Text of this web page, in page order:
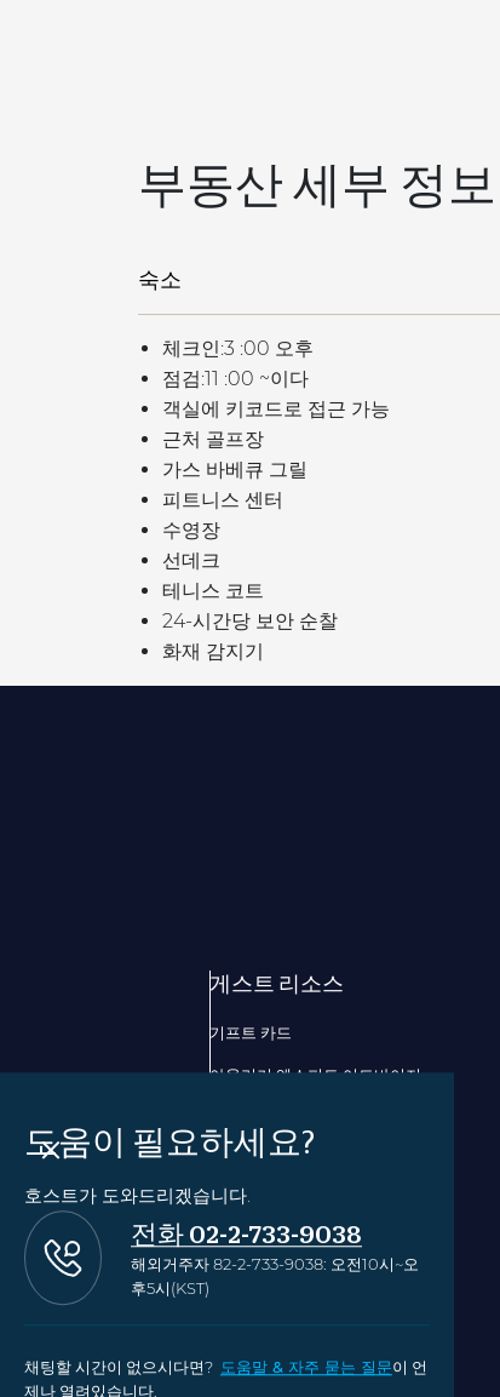
부동산 세부 정보
숙소
체크인:3 :00 오후
점검:11 :00 ~이다
객실에 키코드로 접근 가능
근처 골프장
가스 바베큐 그릴
피트니스 센터
수영장
선데크
테니스 코트
24-시간당 보안 순찰
화재 감지기
도움이 필요하세요?
호스트가 도와드리겠습니다.
전화 02-2-733-9038
해외거주자 82-2-733-9038: 오전10시~오
후5시(KST)
채팅할 시간이 없으시다면? 도움말 & 자주 묻는 질문이 언
제나 열려있습니다.
게스트 리소스
기프트 카드
아웃리거 엑스퍼트 어드바이저
장애인 투숙객을 위한 숙박 시설
하와이 리조트별 TAT등록번호
접근성 정책